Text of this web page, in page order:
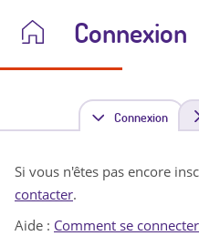
Connexion
Connexion(
n
Si vous n'êtes pas encore
contacter.
Aide : Comment se